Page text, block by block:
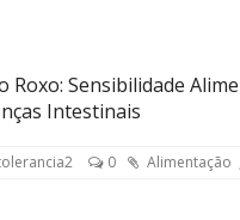
Roxo: Sensibilidade
Intestinais
0 Alimentação ,